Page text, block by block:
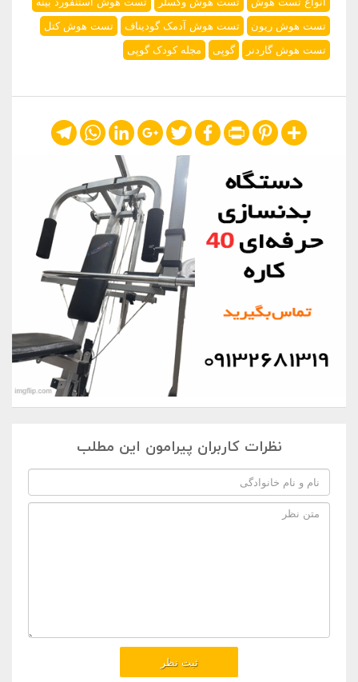
تست هوش ریون
تست هوش آدمک گودیناف
تست هوش کتل
تست هوش گاردنر
گوپی مجله کودک گوپی
Share
Pinterest
Print
Facebook
Twitter
Google+
LinkedIn
WhatsApp
Telegram
نظرات کاربران پیرامون این مطلب